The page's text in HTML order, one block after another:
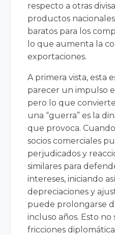
respecto a otras
productos
baratos para los
lo que aumenta la
exportaciones.
A primera vista, esta
parecer un impulso
pero lo que
una “guerra” es la
que provoca.
socios comerciales
perjudicados y
similares para
intereses, iniciando
depreciaciones y
puede prolongarse
incluso años. Esto no
fricciones